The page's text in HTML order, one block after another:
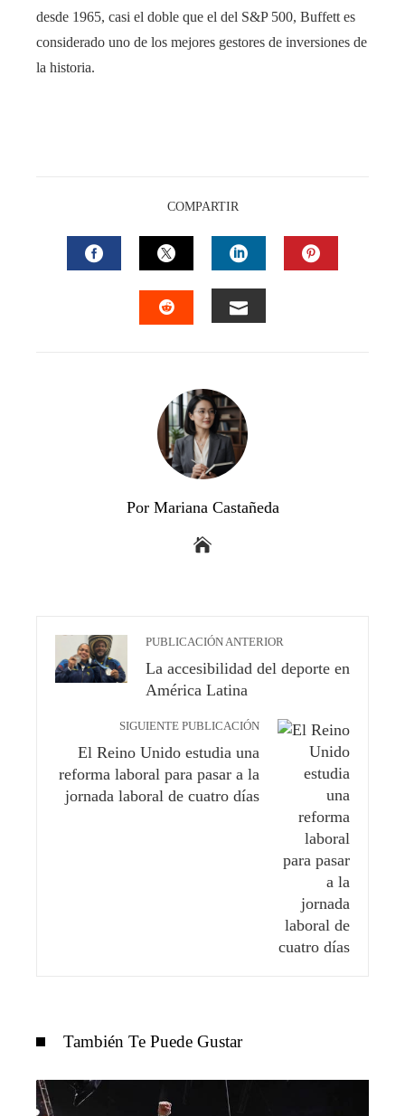
desde 1965, casi el doble que el del S&P 500, Buffett es
considerado uno de los mejores gestores de inversiones de
la historia.
COMPARTIR
FACEBOOKTWITTERLINKEDIN
Por Mariana Castañeda
PUBLICACIÓN ANTERIOR
La accesibilidad del deporte en
América Latina
SIGUIENTE PUBLICACIÓN
El Reino Unido estudia una
reforma laboral para pasar a la
jornada laboral de cuatro días
También Te Puede Gustar